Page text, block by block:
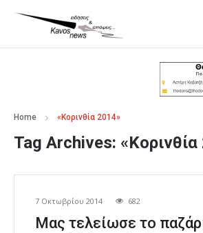
Home «Κορινθία 2014»
Tag Archives:
7 Οκτωβρίου 2014 682
Μας τελείωσε τo